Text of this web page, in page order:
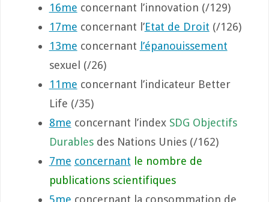
16me concernant l’innovation (/129)
17me concernant l’Etat de Droit (/126)
13me concernant l’épanouissement
sexuel (/26)
11me concernant l’indicateur Better
Life (/35)
8me concernant l’index SDG Objectifs
Durablesdes Nations Unies (/162)
7me concernant le nombre de
publications scientifiques
5me concernant la consommation de